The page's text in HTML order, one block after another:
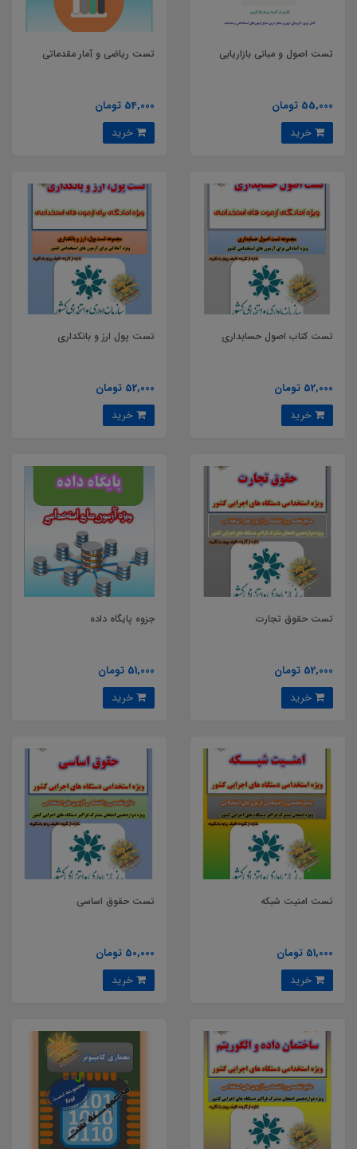
تست اصول و مبانی بازاریابی
55,000 تومان
تست ریاضی و آمار مقدماتی
54,000 تومان
تست کتاب اصول حسابداری
52,000 تومان
تست پول ارز و بانکداری
52,000 تومان
تست حقوق تجارت
52,000 تومان
جزوه پایگاه داده
51,000 تومان
تست امنیت شبکه
51,000 تومان
تست حقوق اساسی
50,000 تومان